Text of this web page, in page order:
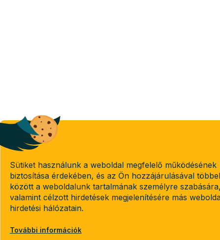
Sütiket használunk a weboldal megfelelő működésének
biztosítása érdekében, és az Ön hozzájárulásával
között a weboldalunk tartalmának személyre
valamint célzott hirdetések megjelenítésére más
hirdetési hálózatain.
További információk